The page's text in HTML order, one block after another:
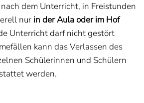
dem Unterricht, in Freistunden
nur in der Aula oder im Hof
Unterricht darf nicht gestört
kann das Verlassen des
Schülerinnen und Schülern
werden.